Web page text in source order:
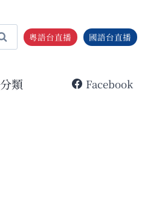
粵語台直播 國語台直播
分類 Facebook